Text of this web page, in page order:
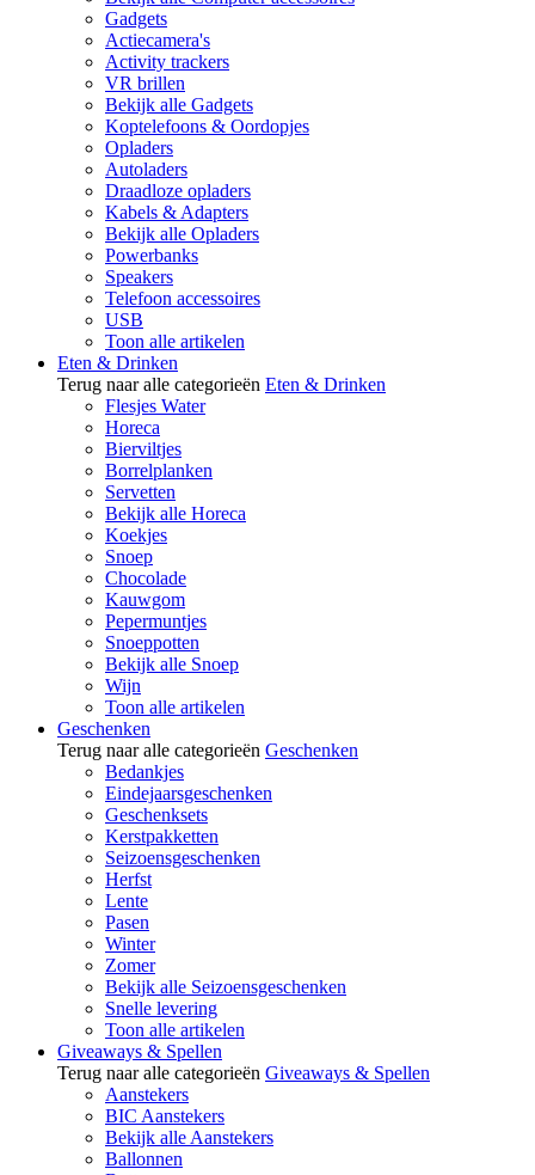
Gadgets
Actiecamera's
Activity trackers
VR brillen
Bekijk alle Gadgets
Koptelefoons & Oordopjes
Opladers
Autoladers
Draadloze opladers
Kabels & Adapters
Bekijk alle Opladers
Powerbanks
Speakers
Telefoon accessoires
USB
Toon alle artikelen
Eten & Drinken
Terug naar alle categorieën Eten & Drinken
Flesjes Water
Horeca
Bierviltjes
Borrelplanken
Servetten
Bekijk alle Horeca
Koekjes
Snoep
Chocolade
Kauwgom
Pepermuntjes
Snoeppotten
Bekijk alle Snoep
Wijn
Toon alle artikelen
Geschenken
Terug naar alle categorieën Geschenken
Bedankjes
Eindejaarsgeschenken
Geschenksets
Kerstpakketten
Seizoensgeschenken
Herfst
Lente
Pasen
Winter
Zomer
Bekijk alle Seizoensgeschenken
Snelle levering
Toon alle artikelen
Giveaways & Spellen
Terug naar alle categorieën Giveaways & Spellen
Aanstekers
BIC Aanstekers
Bekijk alle Aanstekers
Ballonnen